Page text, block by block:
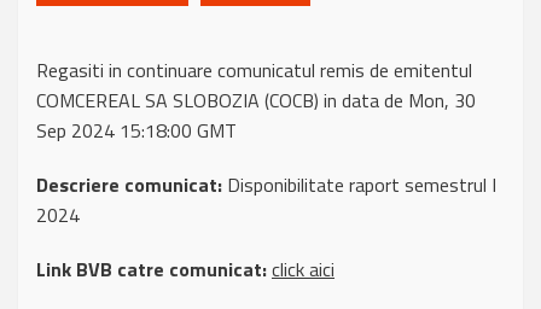
Regasiti in continuare comunicatul remis de emitentul
COMCEREAL SA SLOBOZIA (COCB) in data de Mon, 30
Sep 2024 15:18:00 GMT
Descriere comunicat: Disponibilitate raport semestrul I
2024
Link BVB catre comunicat:click aici